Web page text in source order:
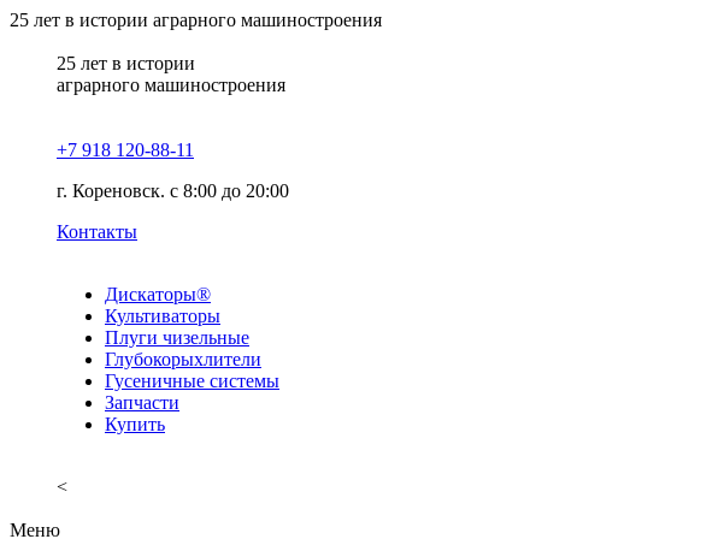
25 лет в истории аграрного машиностроения
25 лет в истории
аграрного машиностроения
+7 918 120-88-11
г. Кореновск. c 8:00 до 20:00
Контакты
Дискаторы®
Культиваторы
Плуги чизельные
Глубокорыхлители
Гусеничные системы
Запчасти
Купить
<
Меню